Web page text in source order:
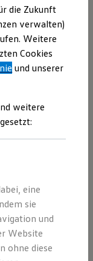
Kombination
die nicht nur
sind,
Kombination
die Zukunft
verwalten)
Weitere
Cookies
und unserer
weitere
eine
sie
und
Website
ohne diese